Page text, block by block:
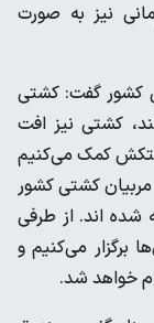
نیز به صورت
کشور گفت: کشتی
کشتی نیز افت
کمک می‌کنیم
کشتی کشور
به ۱۲۰۰ مربی بیمه شده اند. از طرفی
برگزار می‌کنیم و
خواهد شد.